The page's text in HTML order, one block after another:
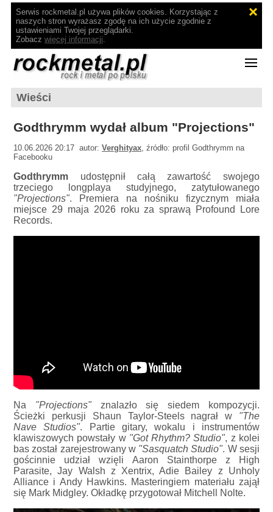
Serwis rockmetal.pl używa plików cookies. Korzystając z
naszych stron wyrażasz zgodę na ich użycie zgodnie z
ustawieniami Twojej przeglądarki.
Zobacz więcej informacji.
Wieści
Godthrymm wydał album "Projections"
10.06.2026 20:17 autor:Verghityax, źródło: profil Godthrymm na
Facebooku
Godthrymm udostępnił całą zawartość swojego
trzeciego longplaya studyjnego, zatytułowanego
"Projections". Premiera na nośniku fizycznym miała
miejsce 29 maja 2026 roku za sprawą Profound Lore
Records.
Na "Projections"znalazło się siedem kompozycji.
Ścieżki perkusji Shaun Taylor-Steels nagrał w "The
Nave Studios". Partie gitary, wokalu i instrumentów
klawiszowych powstały w "Got Rhythm? Studio", z kolei
bas został zarejestrowany w"Sasquatch Studio". W sesji
gościnnie udział wzięli Aaron Stainthorpe z High
Parasite, Jay Walsh z Xentrix, Adie Bailey z Unholy
Alliance i Andy Hawkins. Masteringiem materiału zajął
się Mark Midgley. Okładkę przygotował Mitchell Nolte.